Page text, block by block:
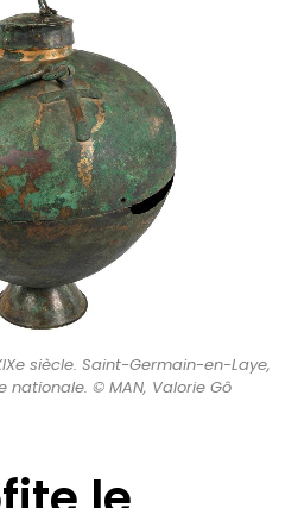
siècle. Saint-Germain-en-Laye,
nationale. © MAN, Valorie Gô